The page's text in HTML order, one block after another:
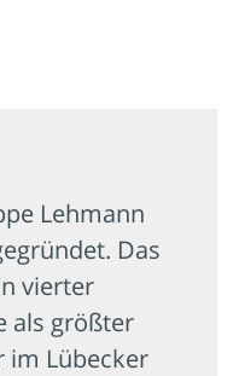
Lehmann
Das
vierter
als größter
im Lübecker